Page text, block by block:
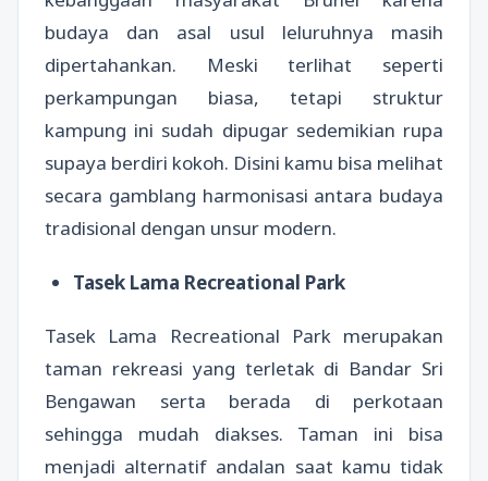
budaya dan asal usul leluruhnya masih
dipertahankan. Meski terlihat seperti
perkampungan biasa, tetapi struktur
kampung ini sudah dipugar sedemikian rupa
supaya berdiri kokoh. Disini kamu bisa melihat
secara gamblang harmonisasi antara budaya
tradisional dengan unsur modern.
Tasek Lama Recreational Park
Tasek Lama Recreational Park merupakan
taman rekreasi yang terletak di Bandar Sri
Bengawan serta berada di perkotaan
sehingga mudah diakses. Taman ini bisa
menjadi alternatif andalan saat kamu tidak